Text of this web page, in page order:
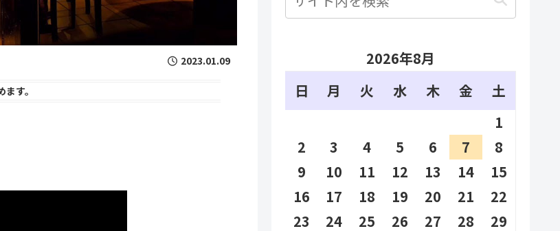
2023.01.09
す。
2026年8月
日
月 火 水 木 金
土
1
2
3 4 5 6 7
8
9
10 11 12 13 14
15
16
17 18 19 20 21
22
23
24 25 26 27 28
29